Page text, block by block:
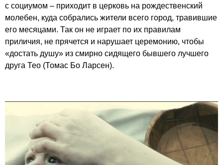
с социумом – приходит в церковь на рождественский
молебен, куда собрались жители всего город, травившие
его месяцами. Так он не играет по их правилам
приличия, не прячется и нарушает церемонию, чтобы
«достать душу» из смирно сидящего бывшего лучшего
друга Тео (Томас Бо Ларсен).